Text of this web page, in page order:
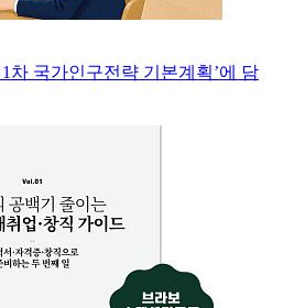
차 국가인구전략 기본계획’에 담